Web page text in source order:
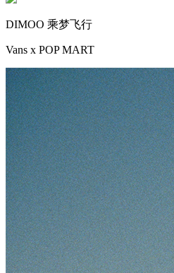
DIMOO 乘梦飞行
Vans x POP MART